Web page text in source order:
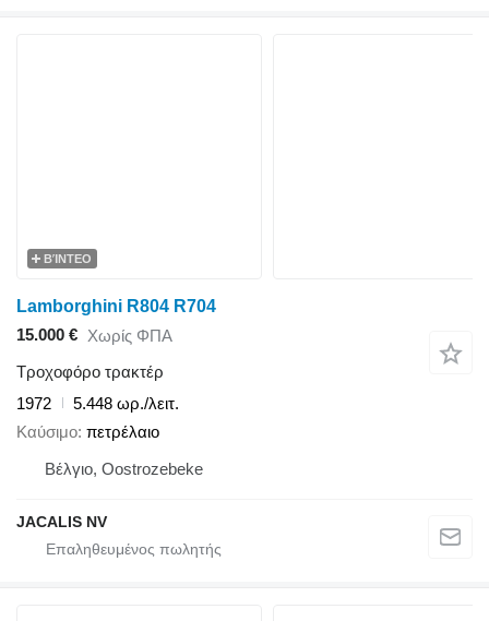
ΒΊΝΤΕΟ
Lamborghini R804 R704
15.000 € Χωρίς ΦΠΑ
Τροχοφόρο τρακτέρ
1972
5.448 ωρ./λειτ.
Καύσιμο πετρέλαιο
Βέλγιο, Oostrozebeke
JACALIS NV